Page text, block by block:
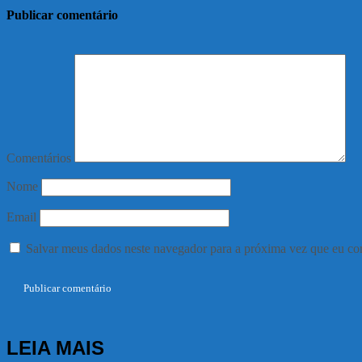
Publicar comentário
Comentários
Nome
Email
Salvar meus dados neste navegador para a próxima vez que eu
LEIA MAIS